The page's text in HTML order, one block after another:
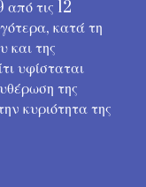
τις 12
κατά τη
και της
υφίσταται
της
κυριότητα της